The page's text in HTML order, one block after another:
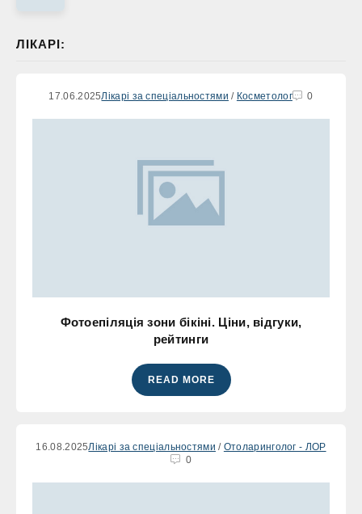
ЛІКАРІ:
17.06.2025Лікарі за спеціальностями / Косметолог 0
Фотоепіляція зони бікіні. Ціни, відгуки,
рейтинги
READ MORE
16.08.2025Лікарі за спеціальностями / Отоларинголог - ЛОР
0